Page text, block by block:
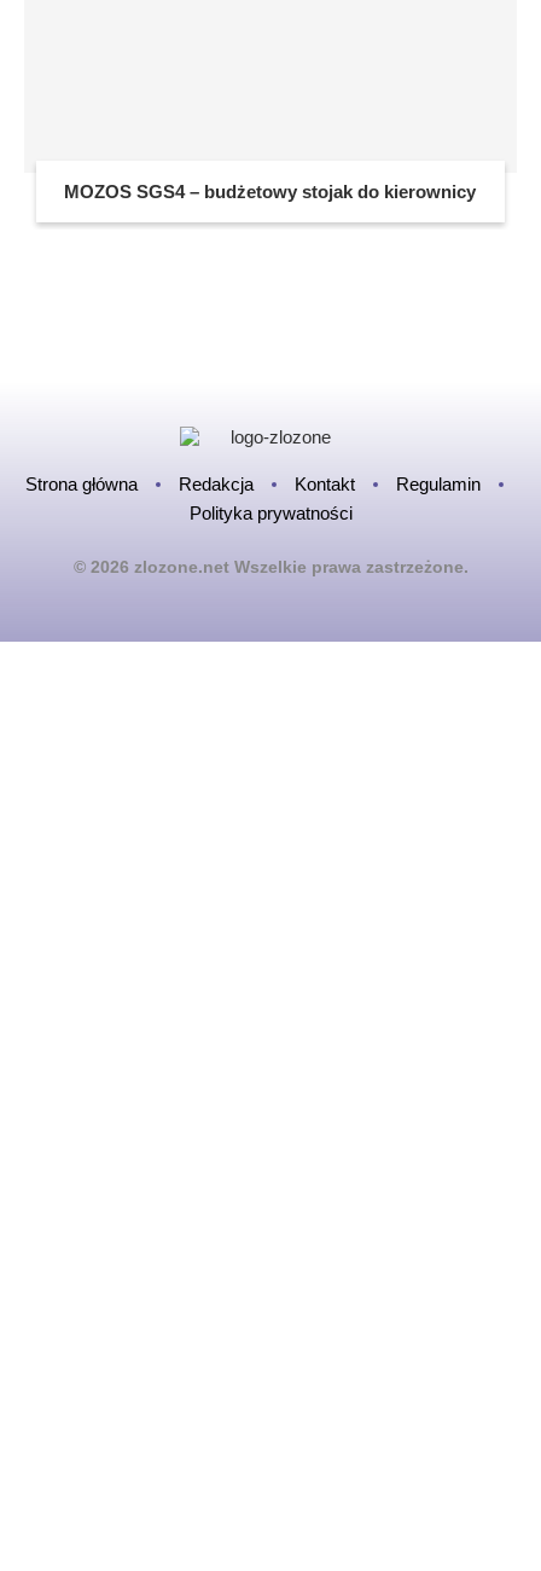
MOZOS SGS4 – budżetowy stojak do kierownicy
Strona główna Redakcja Kontakt
Regulamin
Polityka prywatności
© 2026 zlozone.net Wszelkie prawa zastrzeżone.